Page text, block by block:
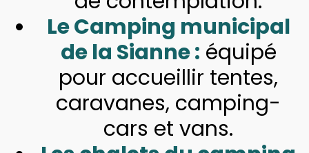
Le Camping municipal
de la Sianne : équipé
pour accueillir tentes,
caravanes, camping-
cars et vans.